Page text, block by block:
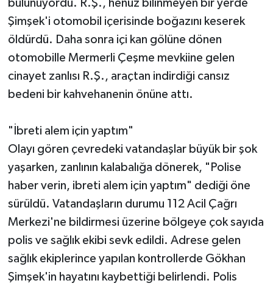
bulunuyordu. R.Ş., henüz bilinmeyen bir yerde
Şimşek'i otomobil içerisinde boğazını keserek
öldürdü. Daha sonra içi kan gölüne dönen
otomobille Mermerli Çeşme mevkiine gelen
cinayet zanlısı R.Ş., araçtan indirdiği cansız
bedeni bir kahvehanenin önüne attı.
"İbreti alem için yaptım"
Olayı gören çevredeki vatandaşlar büyük bir şok
yaşarken, zanlının kalabalığa dönerek, "Polise
haber verin, ibreti alem için yaptım" dediği öne
sürüldü. Vatandaşların durumu 112 Acil Çağrı
Merkezi'ne bildirmesi üzerine bölgeye çok sayıda
polis ve sağlık ekibi sevk edildi. Adrese gelen
sağlık ekiplerince yapılan kontrollerde Gökhan
Şimşek'in hayatını kaybettiği belirlendi. Polis